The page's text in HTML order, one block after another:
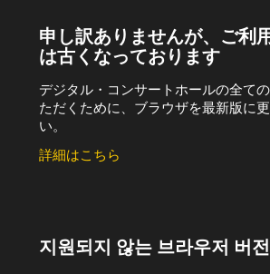
申し訳ありませんが、ご利
は古くなっております
デジタル・コンサートホールの全て
ただくために、ブラウザを最新版に
い。
詳細はこちら
지원되지 않는 브라우저 버